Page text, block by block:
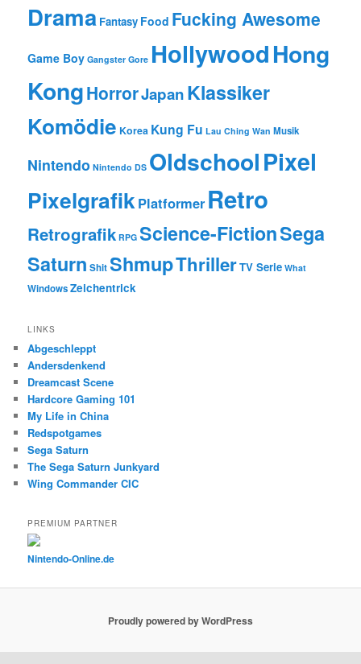
Drama Fantasy Food Fucking Awesome
Game Boy Gangster Gore HollywoodHong
KongHorrorJapanKlassiker
Komödie Korea Kung Fu Lau Ching Wan Musik
Nintendo Nintendo DS OldschoolPixel
PixelgrafikPlatformer Retro
Retrografik RPG Science-FictionSega
Saturn ShitShmupThrillerTV Serie What
WindowsZeichentrick
LINKS
Abgeschleppt
Andersdenkend
Dreamcast Scene
Hardcore Gaming 101
My Life in China
Redspotgames
Sega Saturn
The Sega Saturn Junkyard
Wing Commander CIC
PREMIUM PARTNER
Nintendo-Online.de
Proudly powered by WordPress